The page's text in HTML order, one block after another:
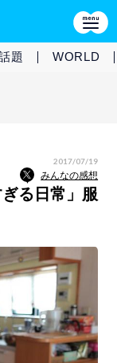
題 WORLD
2017/07/19
みんなの感想
る日常」服